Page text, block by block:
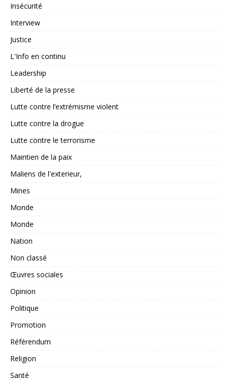
Insécurité
Interview
Justice
L'Info en continu
Leadership
Liberté de la presse
Lutte contre l’extrémisme violent
Lutte contre la drogue
Lutte contre le terrorisme
Maintien de la paix
Maliens de l'exterieur,
Mines
Monde
Monde
Nation
Non classé
Œuvres sociales
Opinion
Politique
Promotion
Référendum
Religion
Santé